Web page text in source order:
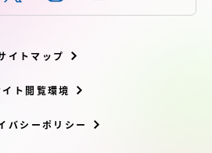
イトマップ
イト閲覧環境
バシーポリシー